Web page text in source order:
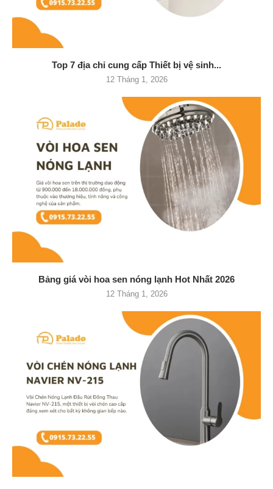
Top 7 địa chỉ cung cấp Thiết bị vệ sinh...
12 Tháng 1, 2026
Bảng giá vòi hoa sen nóng lạnh Hot Nhất 2026
12 Tháng 1, 2026